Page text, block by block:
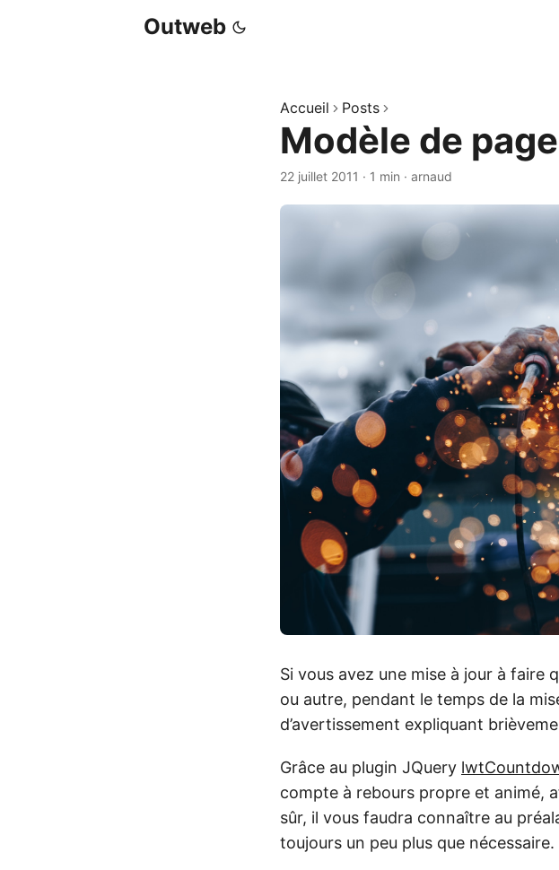
Outweb
Accueil Posts
Modèle de
22 juillet 2011 · 1 min · arnaud
Si vous avez une mise à jour à faire
ou autre, pendant le temps de la
d’avertissement expliquant
Grâce au plugin JQuery
compte à rebours propre et animé,
sûr, il vous faudra connaître au
toujours un peu plus que nécessaire.